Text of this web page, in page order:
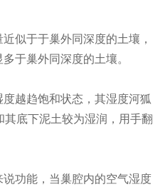
似于于巢外同深度的土壤，
于巢外同深度的土壤。
越趋饱和状态，其湿度河狐
其底下泥土较为湿润，用手翻
功能，当巢腔内的空气湿度